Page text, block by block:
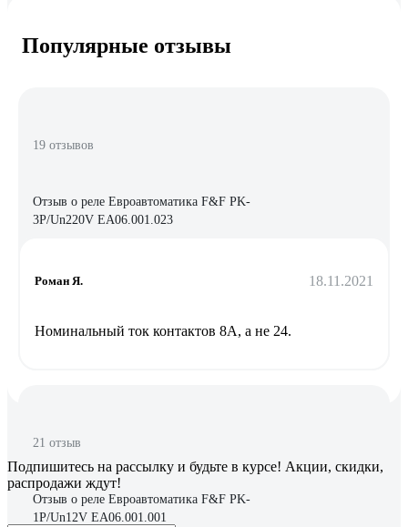
Популярные отзывы
19 отзывов
Отзыв о реле Евроавтоматика F&F PK-
3P/Un220V EA06.001.023
Роман Я. 18.11.2021
Номинальный ток контактов 8А, а не 24.
21 отзыв
Отзыв о реле Евроавтоматика F&F PK-
1P/Un12V EA06.001.001
Подпишитесь на рассылку и будьте в курсе! Акции, скидки,
распродажи ждут!